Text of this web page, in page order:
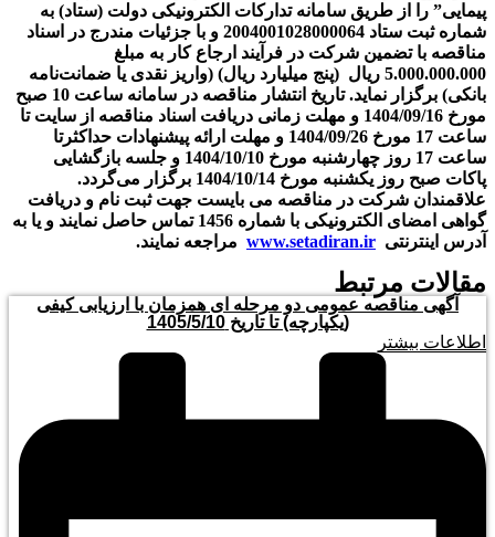
پیمایی” را از طریق سامانه تدارکات الکترونیکی دولت (ستاد) به
شماره ثبت ستاد 2004001028000064 و با جزئیات مندرج در اسناد
مناقصه با تضمین شرکت در فرآیند ارجاع کار به مبلغ
5.000.000.000 ريال (پنج میلیارد ریال) (واریز نقدی یا ضمانت‌نامه
بانکی) برگزار نماید. تاریخ انتشار مناقصه در سامانه ساعت 10 صبح
مورخ 1404/09/16 و مهلت زمانی دریافت اسناد مناقصه از سایت تا
ساعت 17 مورخ 1404/09/26 و مهلت ارائه پیشنهادات حداکثرتا
ساعت 17 روز چهارشنبه مورخ 1404/10/10 و جلسه بازگشایی
پاکات صبح روز یکشنبه مورخ 1404/10/14 برگزار می‌گردد.
علاقمندان شرکت در مناقصه می بایست جهت ثبت نام و دریافت
گواهی امضای الکترونیکی با شماره 1456 تماس حاصل نمایند و یا به
آدرس اینترنتی www.setadiran.ir مراجعه نمایند.
مقالات مرتبط
آگهی مناقصه عمومی دو مرحله ای همزمان با ارزیابی کیفی
(یکپارچه) تا تاریخ 1405/5/10
اطلاعات بیشتر